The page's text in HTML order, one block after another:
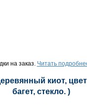
на заказ. Читать
киот,
багет, стекло. )